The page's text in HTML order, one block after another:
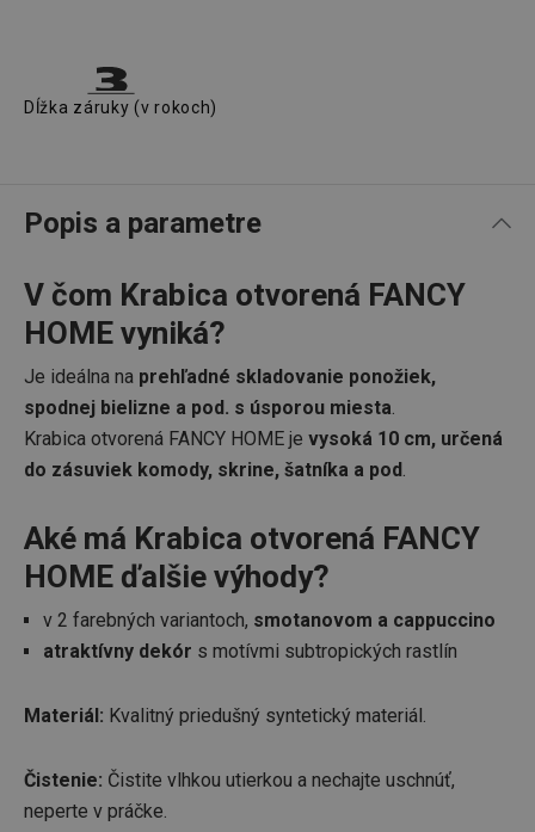
Dĺžka záruky (v rokoch)
Popis a parametre
V čom Krabica otvorená FANCY
HOME vyniká?
Je ideálna na prehľadné skladovanie ponožiek,
spodnej bielizne a pod. s úsporou miesta.
Krabica otvorená FANCY HOME je vysoká 10 cm, určená
do zásuviek komody, skrine, šatníka a pod.
Aké má Krabica otvorená FANCY
HOME ďalšie výhody?
v 2 farebných variantoch, smotanovom a cappuccino
atraktívny dekór s motívmi subtropických rastlín
Materiál: Kvalitný priedušný syntetický materiál.
Čistenie: Čistite vlhkou utierkou a nechajte uschnúť,
neperte v práčke.